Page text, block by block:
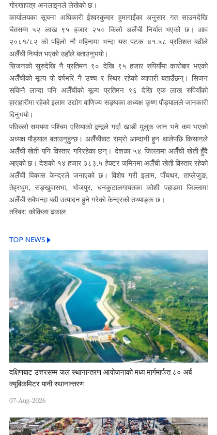
गोरखापत्र अनलाइनले लेखेको छ।
कार्यालयका सूचना अधिकारी ईश्वरकुमार हुमागाईंका अनुसार गत साउनदेखि
चैतसम्म ५२ लाख ९५ हजार २५० किलो अलैँची निर्यात भएको छ। आव
२०८१/८२ को पहिलो नौ महिनामा भन्दा यस पटक ४१.५८ प्रतिशत बढीले
अलैँची निर्यात भएको उहाँले बताउनुभयो।
सिजनको सुरुदेखि नै प्रतिमन ९० देखि ९५ हजार रुपियाँमा कारोबार भएको
अलैँचीको मूल्य यो वर्षभरि नै उच्च र स्थिर रहेको व्यापारी बताउँछन्। सिजन
सकिनै लाग्दा पनि अलैँचीको मूल्य प्रतिमन ९६ देखि एक लाख रुपियाँको
हाराहारीमा रहेको इलाम उद्योग वाणिज्य सङ्घका अध्यक्ष कृष्ण पौड्यालले जानकारी
दिनुभयो।
पछिल्लो समयमा पश्चिम एसियाको द्वन्द्वले गर्दा खाडी मुलुक जान भने कम भएको
अध्यक्ष पौड्याल बताउनुहुन्छ। अलैँचीबाट राम्रो आम्दानी हुन थालेपछि किसानले
अलैँची खेती पनि विस्तार गरिरहेका छन्। देशका ५४ जिल्लामा अलैँची खेती हुँदै
आएको छ। देशको १४ हजार ३८३.५ हेक्टर जमिनमा अलैँची खेती विस्तार रहेको
अलैँची विकास केन्द्रले जनाएको छ। विशेष गरी इलाम, पाँचथर, ताप्लेजुङ,
तेह्रथुम, सङ्खुवासभा, भोजपुर, धनकुटालगायतका कोशी पहाडमा जिल्लामा
अलैँची सबैभन्दा बढी उत्पादन हुने गरेको केन्द्रको तथ्याङ्क छ।
तस्बिर: कोकिला ढकाल
TOP NEWS
दक्षिणबाट उत्तरसम्म जल स्थानान्तरण आयोजनाको मध्य मार्गमार्फत ८० अर्ब
क्यूबिकमिटर पानी स्थानान्तरण
07-Aug-2026